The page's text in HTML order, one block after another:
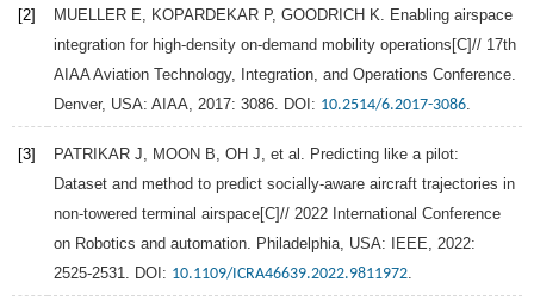
[2] MUELLER E KOPARDEKAR P, GOODRICH K . Enabling airspace
integration for high-density on-demand mobility operations[C]// 17th
AIAA Aviation Technology, Integration, and Operations Conference.
Denver, USA: AIAA, 2017: 3086. DOI: 10.2514/6.2017-3086
[3] PATRIKAR J MOON B OH J , et al. Predicting like a pilot:
Dataset and method to predict socially-aware aircraft trajectories in
non-towered terminal airspace[C]// 2022 International Conference
on Robotics and automation. Philadelphia , USA: IEEE, 2022:
2525-2531. DOI: 10.1109/ICRA46639.2022.9811972